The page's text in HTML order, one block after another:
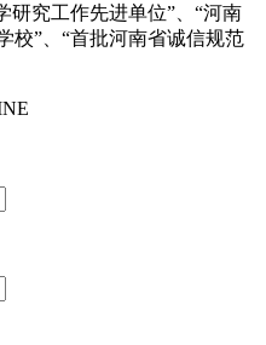
研究工作先进单位”、“河南
校”、“首批河南省诚信规范